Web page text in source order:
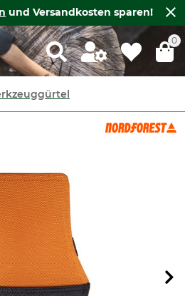
und Versandkosten sparen!
0